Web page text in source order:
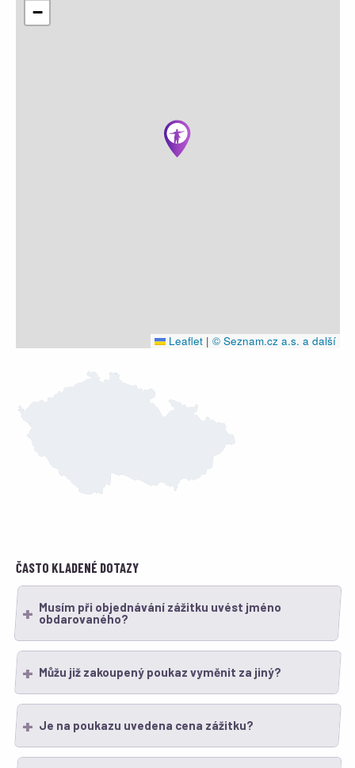
−
Leaflet | © Seznam.cz a.s. a další
ČASTO KLADENÉ DOTAZY
Musím při objednávání zážitku uvést jméno
obdarovaného?
Můžu již zakoupený poukaz vyměnit za jiný?
Je na poukazu uvedena cena zážitku?